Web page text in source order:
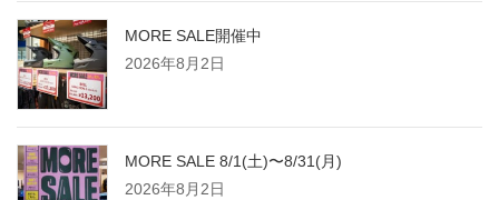
MORE SALE開催中
2026年8月2日
MORE SALE 8/1(土)〜8/31(月)
2026年8月2日